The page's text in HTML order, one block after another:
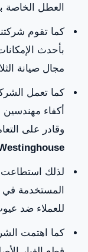
بسرات فهد
الريحان
السفارات
الزاهية
حائل
العطل الخاصة
كما تقوم
بأحدث
مجال صيانة
كما تعمل
أكفاء مهندسين
وقادر على
لذلك استطاعت
المستخدمة في
للعملاء ضد
كما اهتمت